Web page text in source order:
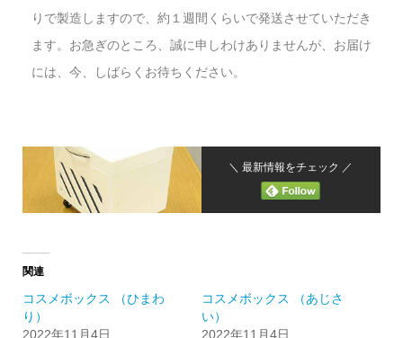
りで製造しますので、約１週間くらいで発送させていただき
ます。お急ぎのところ、誠に申しわけありませんが、お届け
には、今、しばらくお待ちください。
＼ 最新情報をチェック ／
関連
コスメボックス （ひまわ
り）
2022年11月4日
コスメボックス （あじさ
い）
2022年11月4日